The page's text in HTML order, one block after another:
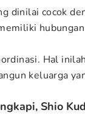
dinilai cocok
Hal
keluarga
Shio